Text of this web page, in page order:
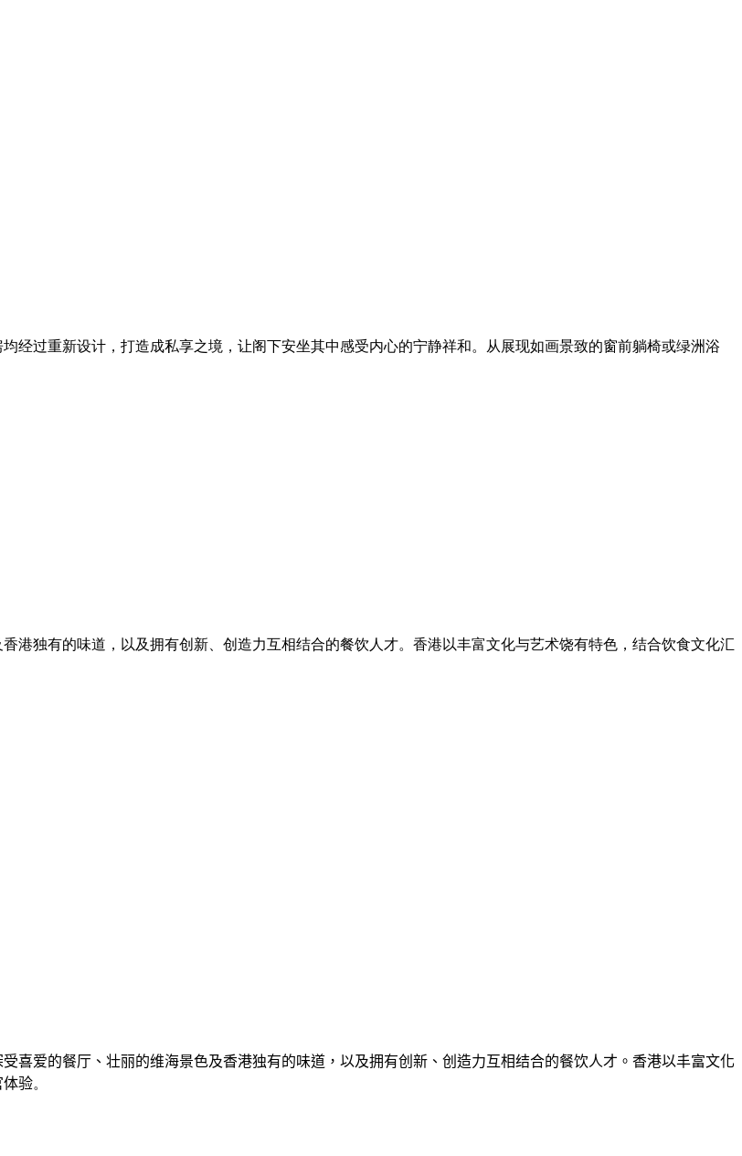
经过重新设计，打造成私享之境​，让阁下安坐其中感受内心的宁静祥和。从展现如画景致的窗前躺椅或绿洲浴
港独有的味道，以及拥有创新、创造力互相结合的餐饮人才。香港以丰富文化与艺术饶有特色，结合饮食文化汇
喜爱的餐厅、壮丽的维海景色及香港独有的味道，以及拥有创新、创造力互相结合的餐饮人才。香港以丰富文化
体验。